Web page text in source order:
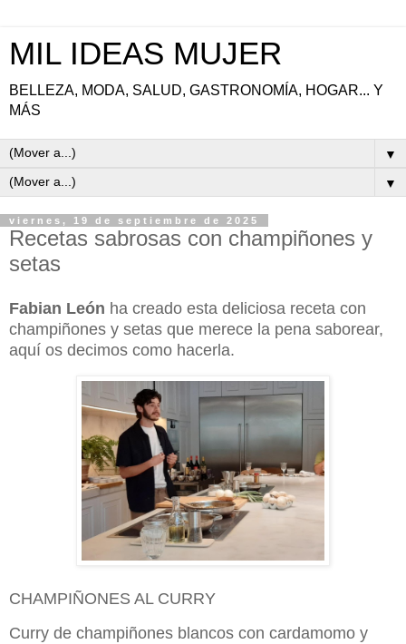
MIL IDEAS MUJER
BELLEZA, MODA, SALUD, GASTRONOMÍA, HOGAR... Y
MÁS
▼
▼
viernes, 19 de septiembre de 2025
Recetas sabrosas con champiñones y
setas
Fabian León ha creado esta deliciosa receta con
champiñones y setas que merece la pena saborear,
aquí os decimos como hacerla.
CHAMPIÑONES AL CURRY
Curry de champiñones blancos con cardamomo y